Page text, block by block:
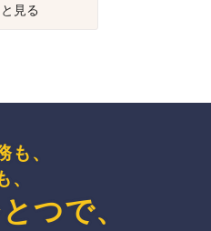
見る
、
つで、